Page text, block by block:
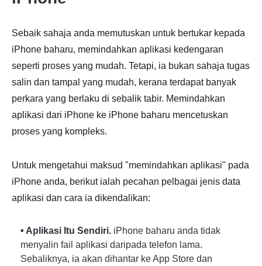
Sebaik sahaja anda memutuskan untuk bertukar kepada
iPhone baharu, memindahkan aplikasi kedengaran
seperti proses yang mudah. Tetapi, ia bukan sahaja tugas
salin dan tampal yang mudah, kerana terdapat banyak
perkara yang berlaku di sebalik tabir. Memindahkan
aplikasi dari iPhone ke iPhone baharu mencetuskan
proses yang kompleks.
Untuk mengetahui maksud "memindahkan aplikasi" pada
iPhone anda, berikut ialah pecahan pelbagai jenis data
aplikasi dan cara ia dikendalikan:
• Aplikasi Itu Sendiri. iPhone baharu anda tidak
menyalin fail aplikasi daripada telefon lama.
Sebaliknya, ia akan dihantar ke App Store dan